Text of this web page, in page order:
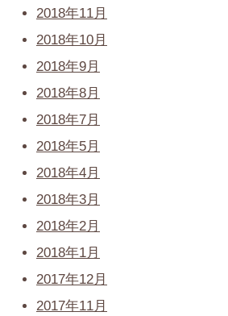
2018年11月
2018年10月
2018年9月
2018年8月
2018年7月
2018年5月
2018年4月
2018年3月
2018年2月
2018年1月
2017年12月
2017年11月